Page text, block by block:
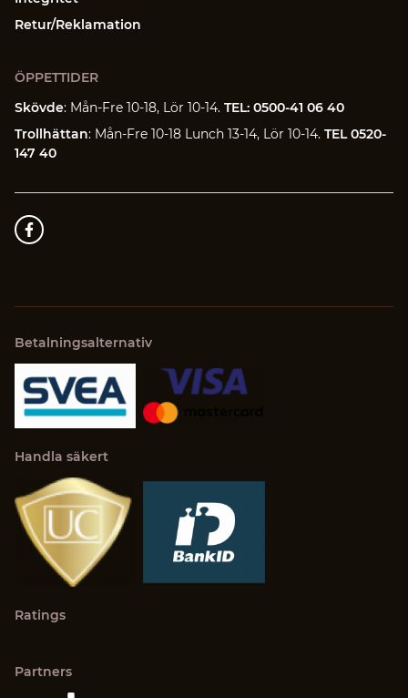
Retur/Reklamation
ÖPPETTIDER
Skövde: Mån-Fre 10-18, Lör 10-14. TEL: 0500-41 06 40
Trollhättan: Mån-Fre 10-18 Lunch 13-14, Lör 10-14. TEL 0520-
147 40
Betalningsalternativ
Handla säkert
Ratings
Partners